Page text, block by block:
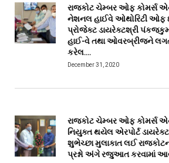
રાજકોટ ચેમ્બર ઓફ કોમર્સ
નેશનલ હાઈવે ઓથોરિટી ઓફ
પ્રોજેક્ટ ડાયરેક્ટશ્રી
હાઈ-વે તથા ઓવરબ્રીજને
કરેલ….
December 31, 2020
રાજકોટ ચેમ્બર ઓફ કોમર્સ
નિયુક્ત થયેલ એરપોર્ટ
શુભેચ્છા મુલાકાત લઈ
પ્રશ્નો અંગે રજુઆત કરવામાં